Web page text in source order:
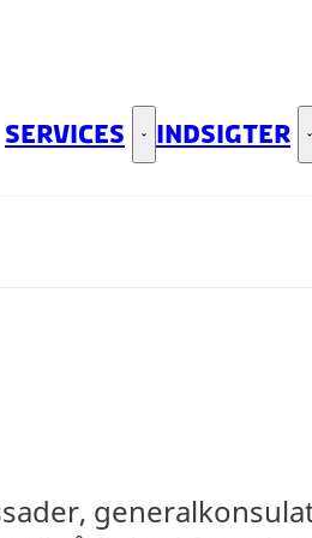
SERVICES Services - Flere links
INDSIGTER